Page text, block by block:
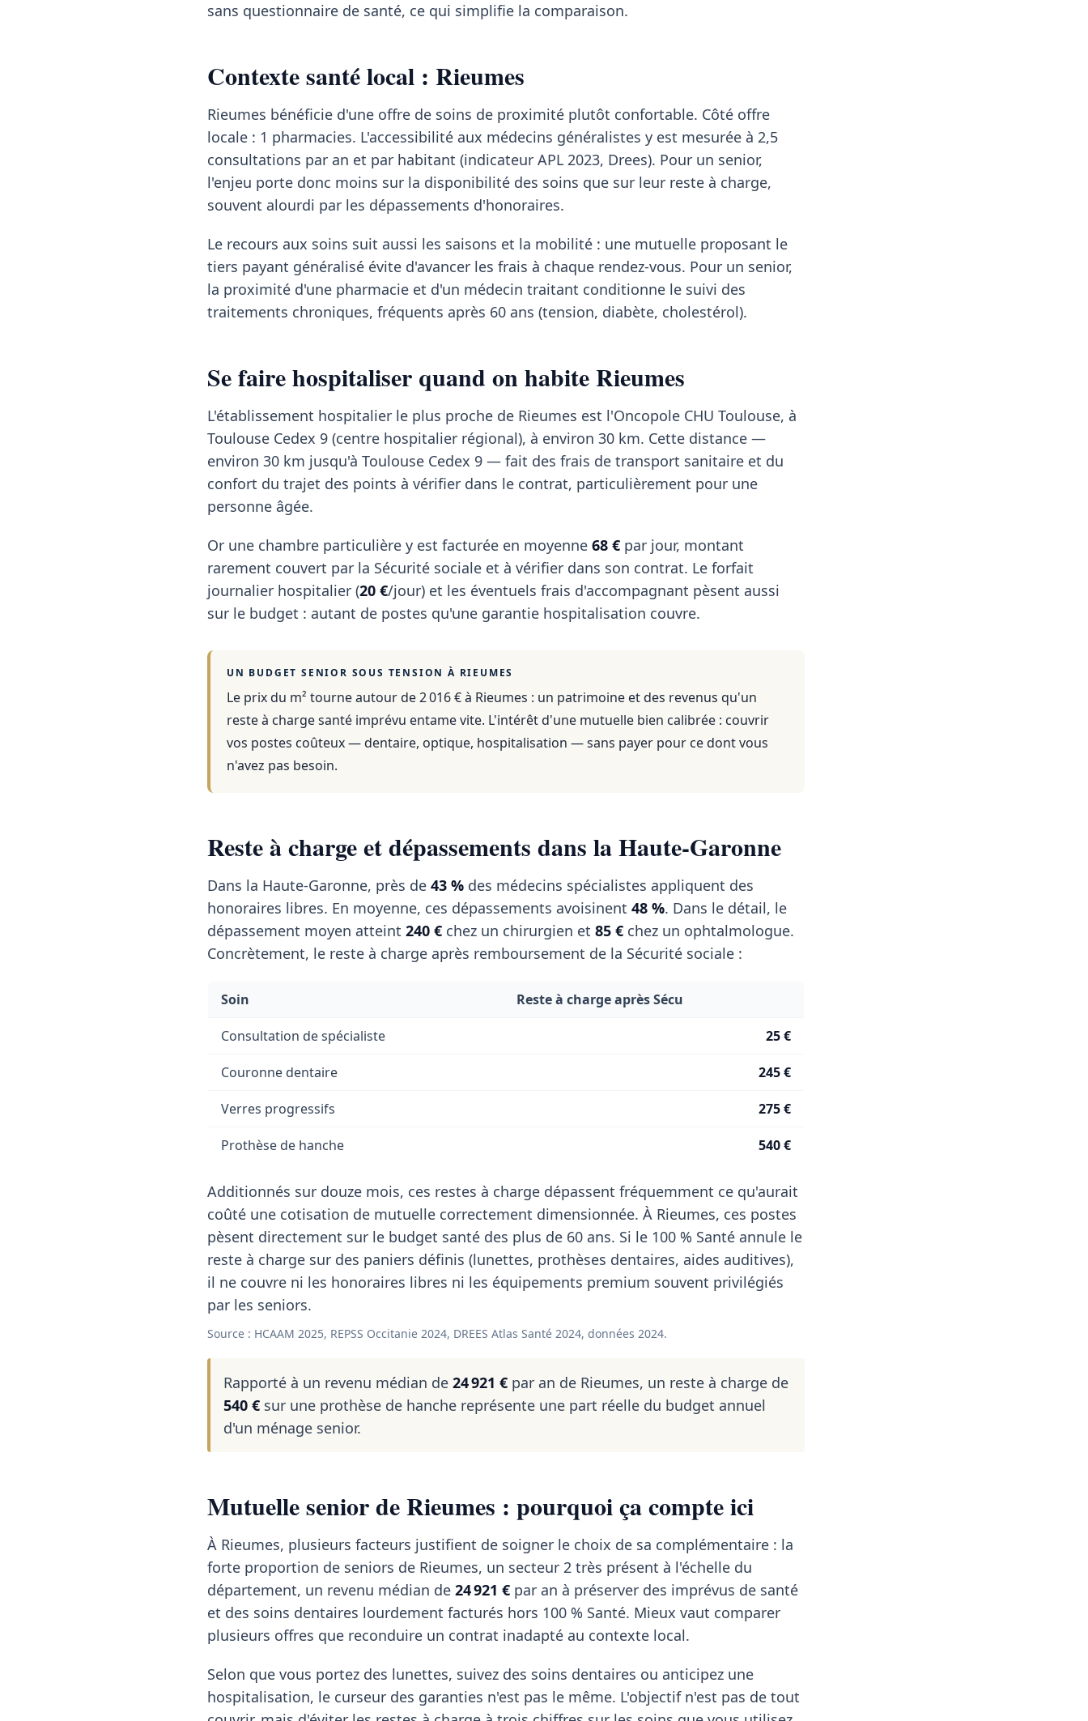
sans questionnaire de santé, ce qui simplifie la comparaison.
Contexte santé local : Rieumes
Rieumes bénéficie d'une offre de soins de proximité plutôt confortable. Côté offre
locale : 1 pharmacies. L'accessibilité aux médecins généralistes y est mesurée à 2,5
consultations par an et par habitant (indicateur APL 2023, Drees). Pour un senior,
l'enjeu porte donc moins sur la disponibilité des soins que sur leur reste à charge,
souvent alourdi par les dépassements d'honoraires.
Le recours aux soins suit aussi les saisons et la mobilité : une mutuelle proposant le
tiers payant généralisé évite d'avancer les frais à chaque rendez-vous. Pour un senior,
la proximité d'une pharmacie et d'un médecin traitant conditionne le suivi des
traitements chroniques, fréquents après 60 ans (tension, diabète, cholestérol).
Se faire hospitaliser quand on habite Rieumes
L'établissement hospitalier le plus proche de Rieumes est l'Oncopole CHU Toulouse, à
Toulouse Cedex 9 (centre hospitalier régional), à environ 30 km. Cette distance —
environ 30 km jusqu'à Toulouse Cedex 9 — fait des frais de transport sanitaire et du
confort du trajet des points à vérifier dans le contrat, particulièrement pour une
personne âgée.
Or une chambre particulière y est facturée en moyenne 68 € par jour, montant
rarement couvert par la Sécurité sociale et à vérifier dans son contrat. Le forfait
journalier hospitalier (20 €/jour) et les éventuels frais d'accompagnant pèsent aussi
sur le budget : autant de postes qu'une garantie hospitalisation couvre.
UN BUDGET SENIOR SOUS TENSION À RIEUMES
Le prix du m² tourne autour de 2 016 €à Rieumes : un patrimoine et des revenus qu'un
reste à charge santé imprévu entame vite. L'intérêt d'une mutuelle bien calibrée : couvrir
vos postes coûteux — dentaire, optique, hospitalisation — sans payer pour ce dont vous
n'avez pas besoin.
Reste à charge et dépassements dans la Haute-Garonne
Dans la Haute-Garonne, près de 43 % des médecins spécialistes appliquent des
honoraires libres. En moyenne, ces dépassements avoisinent 48 %. Dans le détail, le
dépassement moyen atteint 240 € chez un chirurgien et 85 € chez un ophtalmologue.
Concrètement, le reste à charge après remboursement de la Sécurité sociale :
Soin Reste à charge après Sécu
Consultation de spécialiste 25 €
Couronne dentaire 245 €
Verres progressifs 275 €
Prothèse de hanche 540 €
Additionnés sur douze mois, ces restes à charge dépassent fréquemment ce qu'aurait
coûté une cotisation de mutuelle correctement dimensionnée. À Rieumes, ces postes
pèsent directement sur le budget santé des plus de 60 ans. Si le 100 % Santé annule le
reste à charge sur des paniers définis (lunettes, prothèses dentaires, aides auditives),
il ne couvre ni les honoraires libres ni les équipements premium souvent privilégiés
par les seniors.
Source : HCAAM 2025, REPSS Occitanie 2024, DREES Atlas Santé 2024, données 2024.
Rapporté à un revenu médian de 24 921 € par an de Rieumes, un reste à charge de
540 € sur une prothèse de hanche représente une part réelle du budget annuel
d'un ménage senior.
Mutuelle senior de Rieumes : pourquoi ça compte ici
À Rieumes, plusieurs facteurs justifient de soigner le choix de sa complémentaire : la
forte proportion de seniors de Rieumes, un secteur 2 très présent à l'échelle du
département, un revenu médian de 24 921 € par an à préserver des imprévus de santé
et des soins dentaires lourdement facturés hors 100 % Santé. Mieux vaut comparer
plusieurs offres que reconduire un contrat inadapté au contexte local.
Selon que vous portez des lunettes, suivez des soins dentaires ou anticipez une
hospitalisation, le curseur des garanties n'est pas le même. L'objectif n'est pas de tout